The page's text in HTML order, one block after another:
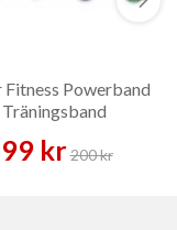
Powerband
Träningsband
kr200 kr